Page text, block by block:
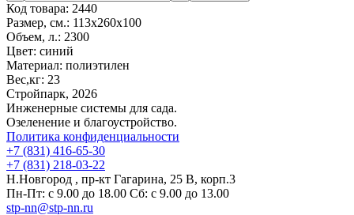
Код товара: 2440
Размер, см.: 113х260х100
Объем, л.: 2300
Цвет: синий
Материал: полиэтилен
Вес,кг: 23
Стройпарк, 2026
Инженерные системы для сада.
Озеленение и благоустройство.
Политика конфиденциальности
+7 (831) 416-65-30
+7 (831) 218-03-22
Н.Новгород , пр-кт Гагарина, 25 В, корп.3
Пн-Пт: с 9.00 до 18.00 Сб: с 9.00 до 13.00
stp-nn@stp-nn.ru